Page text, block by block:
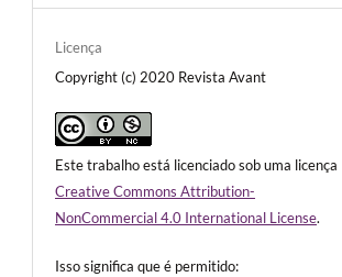
Licença
Copyright (c) 2020 Revista Avant
Este trabalho está licenciado sob uma licença
Creative Commons Attribution-
NonCommercial 4.0 International License.
Isso significa que é permitido: